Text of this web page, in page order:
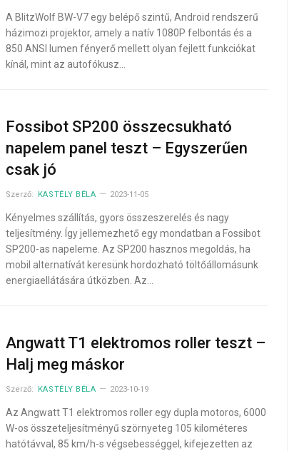
A BlitzWolf BW-V7 egy belépő szintű, Android rendszerű
házimozi projektor, amely a natív 1080P felbontás és a
850 ANSI lumen fényerő mellett olyan fejlett funkciókat
kínál, mint az autofókusz…
Fossibot SP200 összecsukható
napelem panel teszt – Egyszerűen
csak jó
Szerző: KASTÉLY BÉLA 2023-11-05
Kényelmes szállítás, gyors összeszerelés és nagy
teljesítmény. Így jellemezhető egy mondatban a Fossibot
SP200-as napeleme. Az SP200 hasznos megoldás, ha
mobil alternatívát keresünk hordozható töltőállomásunk
energiaellátására útközben. Az…
Angwatt T1 elektromos roller teszt –
Halj meg máskor
Szerző: KASTÉLY BÉLA 2023-10-19
Az Angwatt T1 elektromos roller egy dupla motoros, 6000
W-os összeteljesítményű szörnyeteg 105 kilométeres
hatótávval, 85 km/h-s végsebességgel, kifejezetten az